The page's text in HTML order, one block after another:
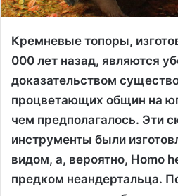
Кремневые топоры,
000 лет назад, являются
доказательством
процветающих общин на
чем предполагалось. Эти
инструменты были
видом, а, вероятно, Homo
предком неандертальца.